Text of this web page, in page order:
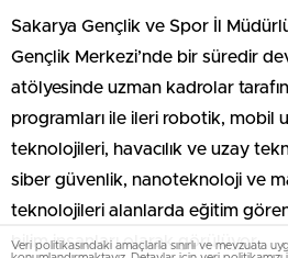
Sakarya Gençlik ve Spor İl
Gençlik Merkezi’nde bir süredir
atölyesinde uzman kadrolar
programları ile ileri robotik, mobil
teknolojileri, havacılık ve uzay
siber güvenlik, nanoteknoloji ve
teknolojileri alanlarda eğitim
bilim insanları olarak görülüyor.
Veri politikasındaki amaçlarla sınırlı ve mevzuata